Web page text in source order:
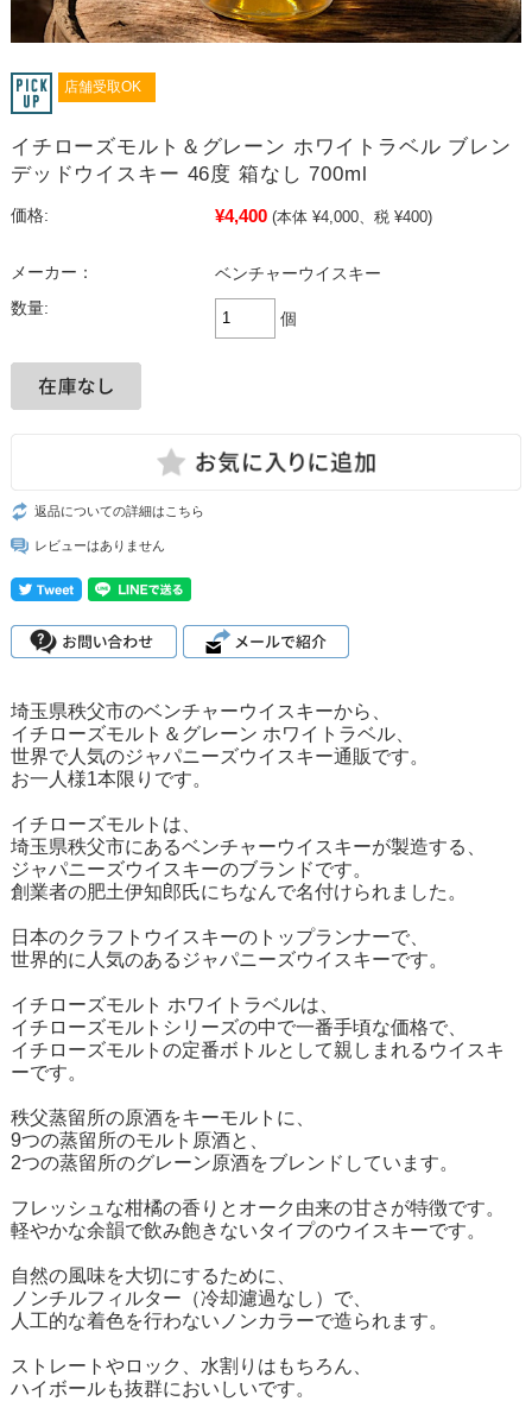
店舗受取OK
イチローズモルト＆グレーン ホワイトラベル ブレン
デッドウイスキー 46度 箱なし 700ml
価格: ¥4,400 (本体 ¥4,000、税 ¥400)
メーカー：
ベンチャーウイスキー
数量:
個
返品についての詳細はこちら
レビューはありません
埼玉県秩父市のベンチャーウイスキーから、
イチローズモルト＆グレーン ホワイトラベル、
世界で人気のジャパニーズウイスキー通販です。
お一人様1本限りです。
イチローズモルトは、
埼玉県秩父市にあるベンチャーウイスキーが製造する、
ジャパニーズウイスキーのブランドです。
創業者の肥土伊知郎氏にちなんで名付けられました。
日本のクラフトウイスキーのトップランナーで、
世界的に人気のあるジャパニーズウイスキーです。
イチローズモルト ホワイトラベルは、
イチローズモルトシリーズの中で一番手頃な価格で、
イチローズモルトの定番ボトルとして親しまれるウイスキ
ーです。
秩父蒸留所の原酒をキーモルトに、
9つの蒸留所のモルト原酒と、
2つの蒸留所のグレーン原酒をブレンドしています。
フレッシュな柑橘の香りとオーク由来の甘さが特徴です。
軽やかな余韻で飲み飽きないタイプのウイスキーです。
自然の風味を大切にするために、
ノンチルフィルター（冷却濾過なし）で、
人工的な着色を行わないノンカラーで造られます。
ストレートやロック、水割りはもちろん、
ハイボールも抜群においしいです。